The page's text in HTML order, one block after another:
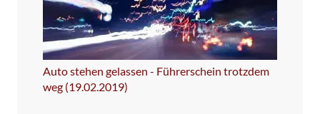
Auto stehen gelassen - Führerschein trotzdem
weg (19.02.2019)